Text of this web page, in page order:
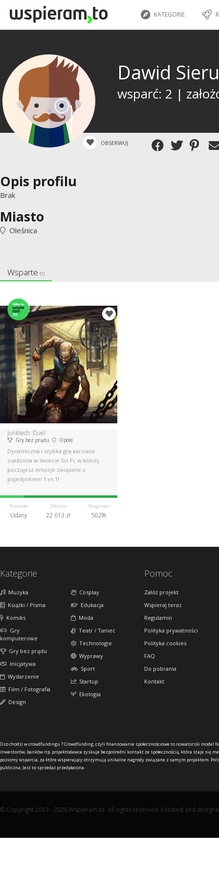
KATEGORIE
Dawid
wsparć: 2 |
OBSERWUJ
Opis profilu
Brak
Miasto
Oleśnica
Wsparte (1)
Junktech: Duel
Gry bez prądu Opole
Dynamiczna i szybka gra karciana
osadzona w świecie Sci-Fi, w której
poczujesz emocje związane z
pojedynkiem 1 vs 1!
Pozostało
Udany
Zebrano
22 613 zł
Osiągnięto
502%
Kategorie
Muzyka
Książki / Pisma
Komiks
Gry
komputerowe
Gry bez prądu
Inicjatywa
Wydarzenie
Film / Fotografia
Design
Cosplay
Edukacja
Moda
Teatr / Taniec
Technologie
Wyprawy
Sport
Startup
Ekologia
Pomoc
Załóż projekt
Wspieraj teraz
Regulamin
Polityka prywatności
Polityka cookies
FAQ
Do pobrania
Kontakt
O co chodzi w crowdfundingu ?Crowdfunding, czyli finansowanie społecznościowe to nowatorski model
inwestorów, banków itp. projektodawca zyskuje bezpośredni kontakt ze społecznością, która staje się
poziomy wsparcia, za które wspierający otrzymują unikalne nagrody związane z samym projektem.
publiczna. Jest to sprzedaż przedpłacona.
© Copyright 2013 - 2026 Wspieram.to. All rights reserved. Created and